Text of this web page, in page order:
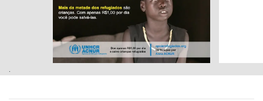
.